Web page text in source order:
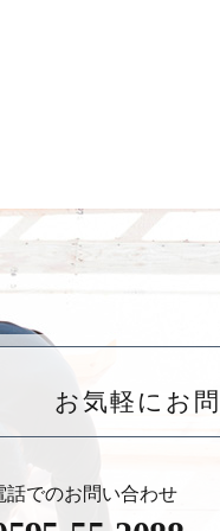
お気軽にお
話でのお問い合わせ